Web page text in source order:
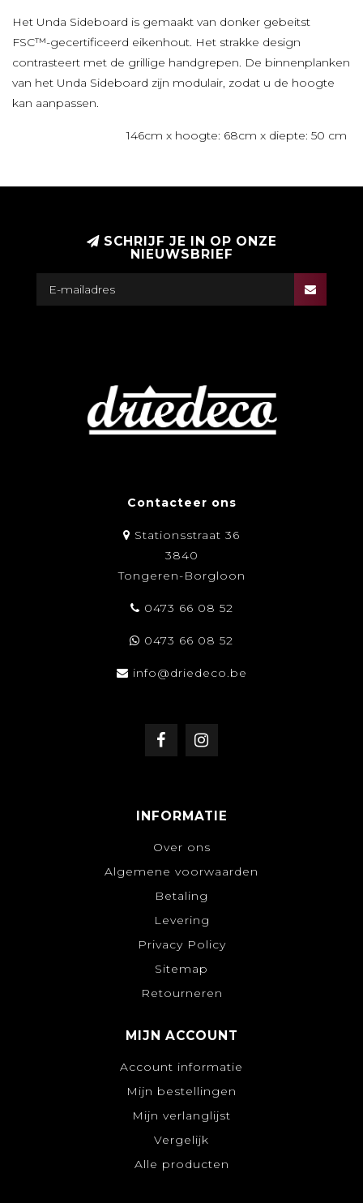
Het Unda Sideboard is gemaakt van donker gebeitst
FSC™-gecertificeerd eikenhout. Het strakke design
contrasteert met de grillige handgrepen. De binnenplanken
van het Unda Sideboard zijn modulair, zodat u de hoogte
kan aanpassen.
146cm x hoogte: 68cm x diepte: 50 cm
SCHRIJF JE IN OP ONZE
NIEUWSBRIEF
Contacteer ons
Stationsstraat 36
3840
Tongeren-Borgloon
0473 66 08 52
0473 66 08 52
info@driedeco.be
INFORMATIE
Over ons
Algemene voorwaarden
Betaling
Levering
Privacy Policy
Sitemap
Retourneren
MIJN ACCOUNT
Account informatie
Mijn bestellingen
Mijn verlanglijst
Vergelijk
Alle producten